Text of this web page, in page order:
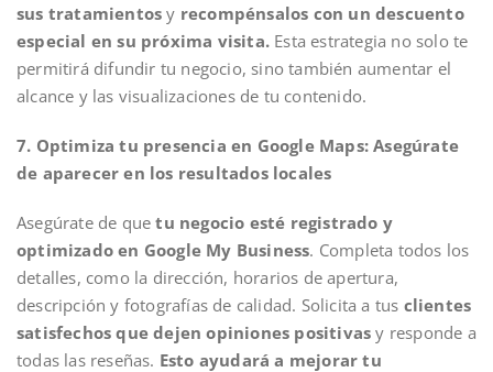
sus tratamientos y recompénsalos con un descuento
especial en su próxima visita. Esta estrategia no solo te
permitirá difundir tu negocio, sino también aumentar el
alcance y las visualizaciones de tu contenido.
7. Optimiza tu presencia en Google Maps: Asegúrate
de aparecer en los resultados locales
Asegúrate de quetu negocio esté registrado y
optimizado en Google My Business. Completa todos los
detalles, como la dirección, horarios de apertura,
descripción y fotografías de calidad. Solicita a tus clientes
satisfechos que dejen opiniones positivas y responde a
todas las reseñas. Esto ayudará a mejorar tu